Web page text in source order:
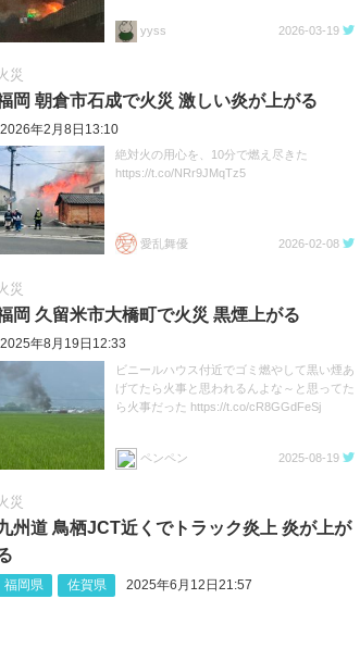
yyss 2026-03-19
災
岡 朝倉市石成で火災 激しい炎が上がる
2026年2月8日13:10
絶対火の用心を、10分で燃え尽きた
https://t.co/NRr9JMqTz5
愛乱舞優 2026-02-08
災
岡 久留米市大橋町で火災 黒煙上がる
2025年8月19日12:33
ビニールハウス付近でゴミ燃やして黒い煙あ
げてたら火事と思われるんよな～と思ってた
ら火事だった https://t.co/cR8GGdFeSj
ペンペン 2025-08-19
災
州道 鳥栖JCT近くでトラック炎上 炎が上が
福岡県 佐賀県 2025年6月12日21:57